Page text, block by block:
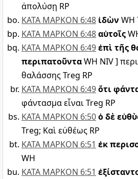
ἀπολύσῃ RP
ΚΑΤΑ ΜΑΡΚΟΝ 6:48 ἰδὼν WH
ΚΑΤΑ ΜΑΡΚΟΝ 6:48αὐτοῖς
ΚΑΤΑ ΜΑΡΚΟΝ 6:49ἐπὶ τῆς
περιπατοῦνταWH NIV ]
θαλάσσης Treg RP
ΚΑΤΑ ΜΑΡΚΟΝ 6:49ὅτι
φάντασμα εἶναι Treg RP
ΚΑΤΑ ΜΑΡΚΟΝ 6:50ὁ δὲ
Treg; Καὶ εὐθέως RP
ΚΑΤΑ ΜΑΡΚΟΝ 6:51 ἐκ
WH
ΚΑΤΑ ΜΑΡΚΟΝ 6:51